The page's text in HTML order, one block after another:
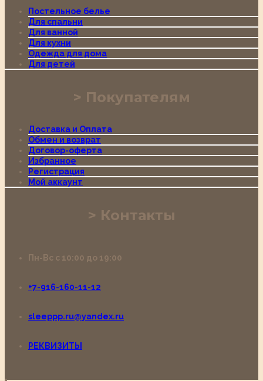
Постельное белье
Для спальни
Для ванной
Для кухни
Одежда для дома
Для детей
Покупателям
Доставка и Оплата
Обмен и возврат
Договор-оферта
Избранное
Регистрация
Мой аккаунт
Контакты
Пн-Вс с 10:00 до 19:00
+7-916-160-11-12
sleeppp.ru@yandex.ru
РЕКВИЗИТЫ